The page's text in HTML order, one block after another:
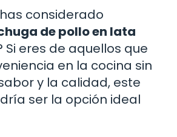
considerado
de pollo en lata
Si eres de aquellos que
en la cocina sin
y la calidad, este
ser la opción ideal